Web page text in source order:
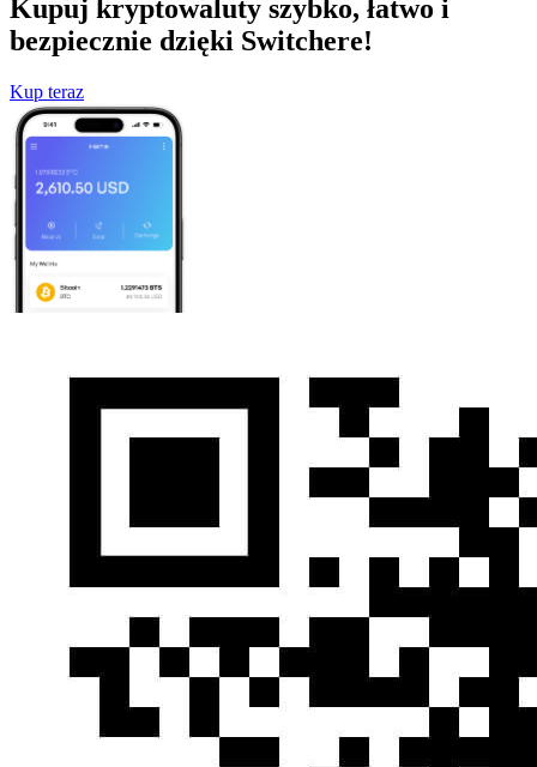
Kupuj kryptowaluty szybko, łatwo i
bezpiecznie dzięki Switchere!
Kup teraz